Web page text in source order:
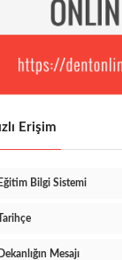
Erişim
Bilgi Sistemi
Mesajı